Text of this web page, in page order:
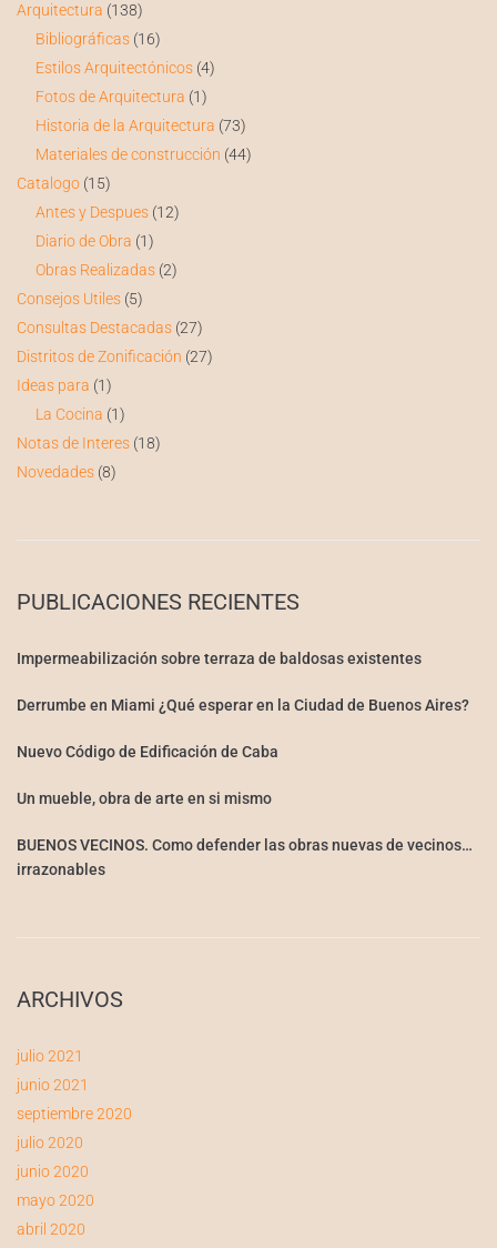
Arquitectura (138)
Bibliográficas(16)
Estilos Arquitectónicos(4)
Fotos de Arquitectura (1)
Historia de la Arquitectura (73)
Materiales de construcción (44)
Catalogo (15)
Antes y Despues(12)
Diario de Obra (1)
Obras Realizadas(2)
Consejos Utiles (5)
Consultas Destacadas (27)
Distritos de Zonificación (27)
Ideas para (1)
La Cocina (1)
Notas de Interes (18)
Novedades (8)
PUBLICACIONES RECIENTES
Impermeabilización sobre terraza de baldosas existentes
Derrumbe en Miami ¿Qué esperar en la Ciudad de Buenos Aires?
Nuevo Código de Edificación de Caba
Un mueble, obra de arte en si mismo
BUENOS VECINOS. Como defender las obras nuevas de vecinos…
irrazonables
ARCHIVOS
julio 2021
junio 2021
septiembre 2020
julio 2020
junio 2020
mayo 2020
abril 2020